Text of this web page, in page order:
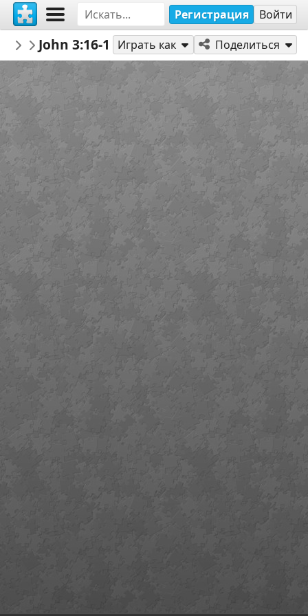
Регистрация Войти
AmazingGraceJigs
Misc Bible Verses
John 3:16-18 12
Играть как Поделиться